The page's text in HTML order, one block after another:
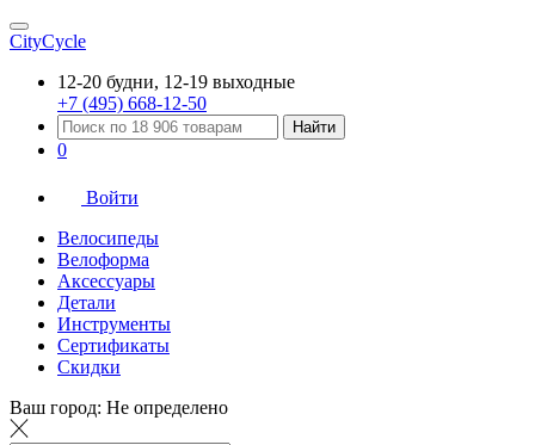
CityCycle
12-20 будни, 12-19 выходные
+7 (495) 668-12-50
Найти
0
Войти
Велосипеды
Велоформа
Аксессуары
Детали
Инструменты
Сертификаты
Скидки
Ваш город: Не определено